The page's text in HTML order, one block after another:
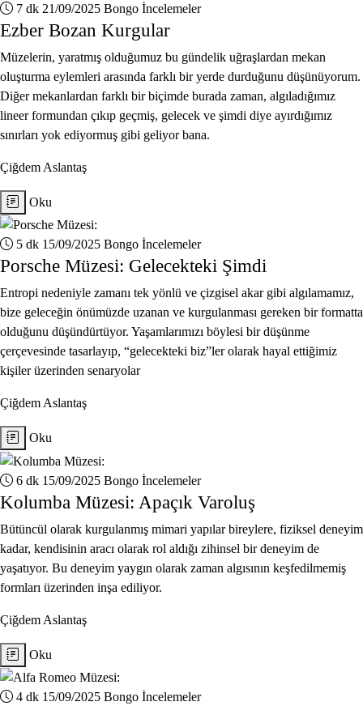
7 dk 21/09/2025 Bongo İncelemeler
Ezber Bozan Kurgular
Müzelerin, yaratmış olduğumuz bu gündelik uğraşlardan mekan
oluşturma eylemleri arasında farklı bir yerde durduğunu düşünüyorum.
Diğer mekanlardan farklı bir biçimde burada zaman, algıladığımız
lineer formundan çıkıp geçmiş, gelecek ve şimdi diye ayırdığımız
sınırları yok ediyormuş gibi geliyor bana.
Çiğdem Aslantaş
Oku
5 dk 15/09/2025 Bongo İncelemeler
Porsche Müzesi: Gelecekteki Şimdi
Entropi nedeniyle zamanı tek yönlü ve çizgisel akar gibi algılamamız,
bize geleceğin önümüzde uzanan ve kurgulanması gereken bir formatta
olduğunu düşündürtüyor. Yaşamlarımızı böylesi bir düşünme
çerçevesinde tasarlayıp, “gelecekteki biz”ler olarak hayal ettiğimiz
kişiler üzerinden senaryolar
Çiğdem Aslantaş
Oku
6 dk 15/09/2025 Bongo İncelemeler
Kolumba Müzesi: Apaçık Varoluş
Bütüncül olarak kurgulanmış mimari yapılar bireylere, fiziksel deneyim
kadar, kendisinin aracı olarak rol aldığı zihinsel bir deneyim de
yaşatıyor. Bu deneyim yaygın olarak zaman algısının keşfedilmemiş
formları üzerinden inşa ediliyor.
Çiğdem Aslantaş
Oku
4 dk 15/09/2025 Bongo İncelemeler